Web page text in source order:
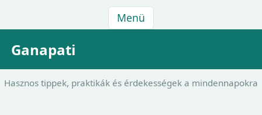
Menü
Ganapati
Hasznos tippek, praktikák és érdekességek a mindennapokra